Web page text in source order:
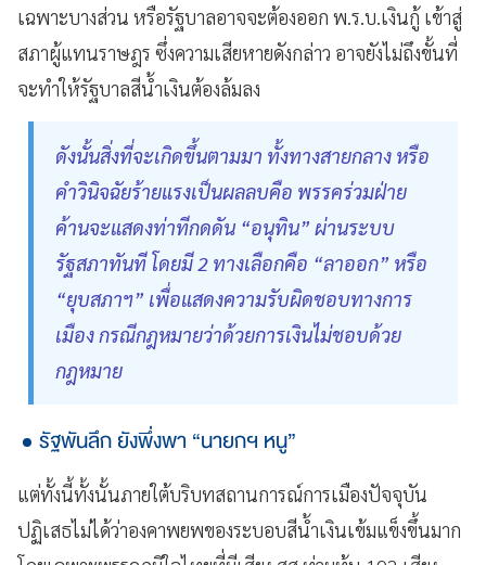
เฉพาะบางส่วน หรือรัฐบาลอาจจะต้องออก พ.ร.บ.เงินกู้ เข้าสู่
สภาผู้แทนราษฎร ซึ่งความเสียหายดังกล่าว อาจยังไม่ถึงขั้นที่
จะทำให้รัฐบาลสีน้ำเงินต้องล้มลง
ดังนั้นสิ่งที่จะเกิดขึ้นตามมา ทั้งทางสายกลาง หรือ
คำวินิจฉัยร้ายแรงเป็นผลลบคือ พรรคร่วมฝ่าย
ค้านจะแสดงท่าทีกดดัน “อนุทิน” ผ่านระบบ
รัฐสภาทันที โดยมี 2 ทางเลือกคือ “ลาออก” หรือ
“ยุบสภาฯ” เพื่อแสดงความรับผิดชอบทางการ
เมือง กรณีกฎหมายว่าด้วยการเงินไม่ชอบด้วย
กฎหมาย
รัฐพันลึก ยังพึ่งพา “นายกฯ หนู”
แต่ทั้งนี้ทั้งนั้นภายใต้บริบทสถานการณ์การเมืองปัจจุบัน
ปฏิเสธไม่ได้ว่าองคาพยพของระบอบสีน้ำเงินเข้มแข็งขึ้นมาก